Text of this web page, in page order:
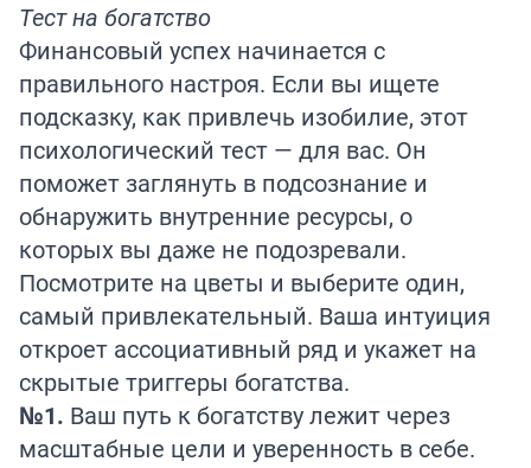
Тест на богатство
Финансовый успех начинается с
правильного настроя. Если вы ищете
подсказку, как привлечь изобилие, этот
психологический тест — для вас. Он
поможет заглянуть в подсознание и
обнаружить внутренние ресурсы, о
которых вы даже не подозревали.
Посмотрите на цветы и выберите один,
самый привлекательный. Ваша интуиция
откроет ассоциативный ряд и укажет на
скрытые триггеры богатства.
№1. Ваш путь к богатству лежит через
масштабные цели и уверенность в себе.